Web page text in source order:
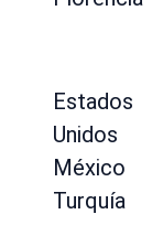
Estados
Unidos
México
Turquía